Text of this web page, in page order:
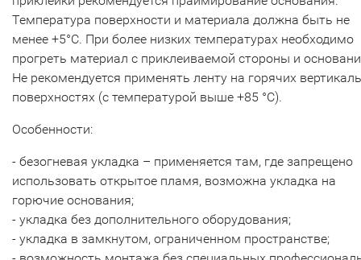
Температура поверхности и материала должна быть не
менее +5°С. При более низких температурах необходимо
прогреть материал с приклеиваемой стороны и
Не рекомендуется применять ленту на горячих
поверхностях (с температурой выше +85 °С).
Особенности:
- безогневая укладка – применяется там, где запрещено
использовать открытое пламя, возможна укладка на
горючие основания;
- укладка без дополнительного оборудования;
- укладка в замкнутом, ограниченном пространстве;